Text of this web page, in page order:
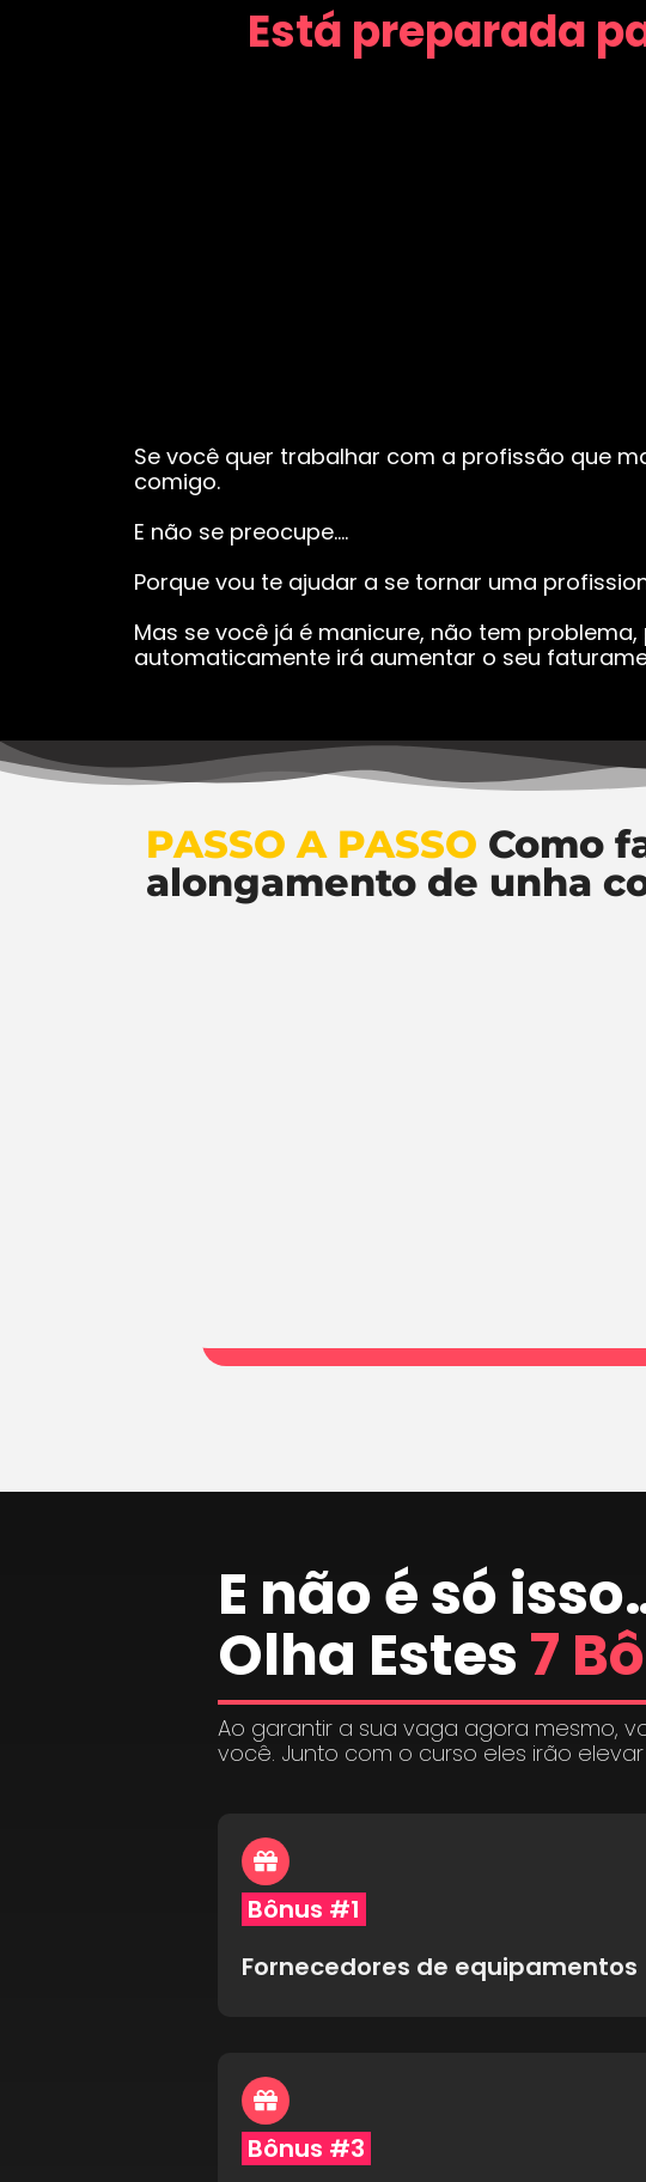
Está preparada
Se você quer trabalhar com a profissão que
comigo.
E não se preocupe….
Porque vou te ajudar a se tornar uma
Mas se você já é manicure, não tem
automaticamente irá aumentar o seu
PASSO A PASSO Como
alongamento de unha
E não é só
Olha Estes 7
Ao garantir a sua vaga agora mesmo,
você. Junto com o curso eles irão
Bônus #1
Fornecedores de equipamentos
Bônus #3